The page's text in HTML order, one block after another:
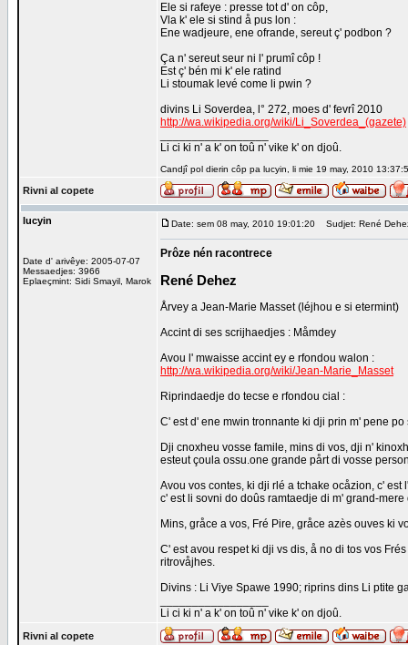
Ele si rafeye : presse tot d' on côp,
Vla k' ele si stind å pus lon :
Ene wadjeure, ene ofrande, sereut ç' podbon ?
Ça n' sereut seur ni l' prumî côp !
Est ç' bén mi k' ele ratind
Li stoumak levé come li pwin ?
divins Li Soverdea, l° 272, moes d' fevrî 2010
http://wa.wikipedia.org/wiki/Li_Soverdea_(gazete)
Li ci ki n' a k' on toû n' vike k' on djoû.
Candjî pol dierin côp pa lucyin, li mie 19 may, 2010
Rivni al copete
lucyin
Date d' arivêye: 2005-07-07
Messaedjes: 3966
Eplaeçmint: Sidi Smayil, Marok
Date: sem 08 may, 2010 19:01:20 Sudjet: René
Prôze nén racontrece
René Dehez
Årvey a Jean-Marie Masset (léjhou e si etermint)
Accint di ses scrijhaedjes : Måmdey
Avou l' mwaisse accint ey e rfondou walon :
http://wa.wikipedia.org/wiki/Jean-Marie_Masset
Riprindaedje do tecse e rfondou cial :
C' est d' ene mwin tronnante ki dji prin m' pene
Dji cnoxheu vosse famile, mins di vos, dji n'
esteut çoula ossu.one grande pårt di vosse
Avou vos contes, ki dji rlé a tchake ocåzion, c'
c' est li sovni do doûs ramtaedje di m' grand-
Mins, gråce a vos, Fré Pire, gråce azès ouves ki
C' est avou respet ki dji vs dis, å no di tos vos
ritrovåjhes.
Divins : Li Viye Spawe 1990; riprins dins Li ptite
Li ci ki n' a k' on toû n' vike k' on djoû.
Rivni al copete